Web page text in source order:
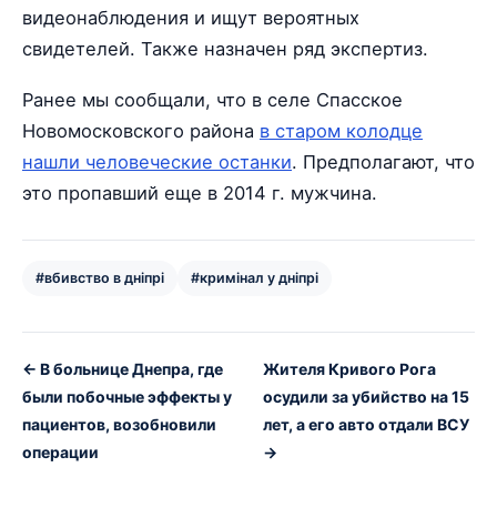
видеонаблюдения и ищут вероятных
свидетелей. Также назначен ряд экспертиз.
Ранее мы сообщали, что в селе Спасское
Новомосковского района в старом колодце
нашли человеческие останки. Предполагают, что
это пропавший еще в 2014 г. мужчина.
#вбивство в дніпрі #кримінал у дніпрі
← В больнице Днепра, где
были побочные эффекты у
пациентов, возобновили
операции
Жителя Кривого Рога
осудили за убийство на 15
лет, а его авто отдали ВСУ
→